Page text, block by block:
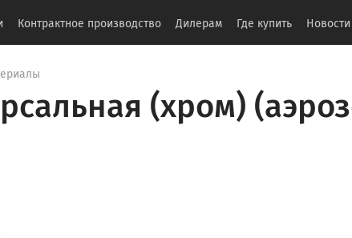
Контрактное производство Дилерам Где купить Новости
(хром)